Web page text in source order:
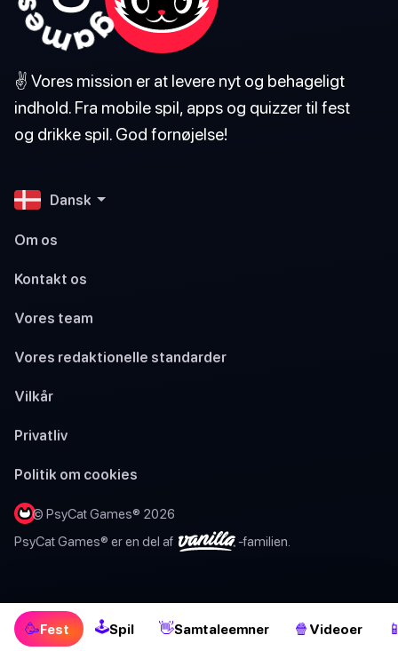
🥳Fest 🕹Spil 👋Samtaleemner 🍿 Videoer
✌️ Vores mission er at levere nyt og behageligt
indhold. Fra mobile spil, apps og quizzer til fest
og drikke spil. God fornøjelse!
Dansk
Om os
Kontakt os
Vores team
Vores redaktionelle standarder
Vilkår
Privatliv
Politik om cookies
© PsyCat Games® 2026
PsyCat Games® er en del af
-familien.